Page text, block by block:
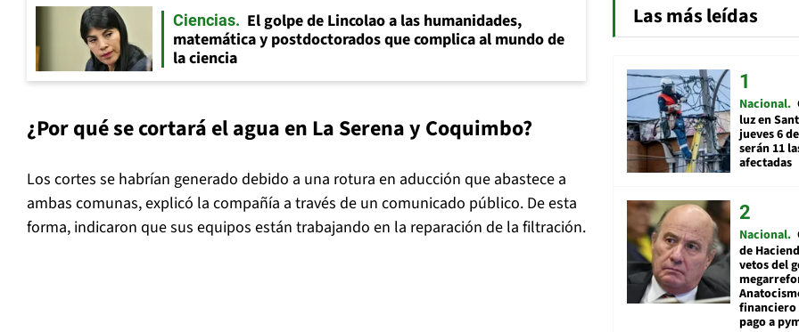
Ciencias
El golpe de Lincolao a las humanidades,
matemática y postdoctorados que complica al mundo de
la ciencia
¿Por qué se cortará el agua en La Serena y Coquimbo?
Los cortes se habrían generado debido a una rotura en aducción que abastece a
ambas comunas, explicó la compañía a través de un comunicado público. De esta
forma, indicaron que sus equipos están trabajando en la reparación de la filtración.
Las más leídas
Nacional
luz en
jueves 6
serán 11
afectadas
Nacional
de
vetos del
financiero
pago a